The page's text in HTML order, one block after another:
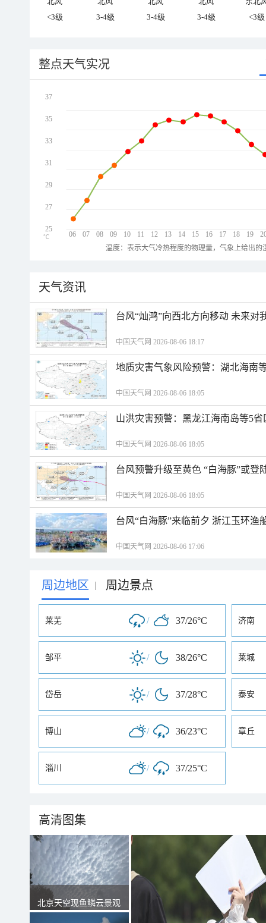
<3级
3-4级 3-4级 3-4级 <3级
整点天气实况
06 07 08 09 10 11 12 13 14 15 16 17 18 19
37
35
33
31
29
27
25
℃
温度：表示大气冷热程度的物理量，气象上给出
天气资讯
台风“灿鸿”向西北方向移动 未来对
中国天气网 2026-08-06 18:17
地质灾害气象风险预警：湖北海南
中国天气网 2026-08-06 18:05
山洪灾害预警：黑龙江海南岛等5
中国天气网 2026-08-06 18:05
台风预警升级至黄色 “白海豚”或登
中国天气网 2026-08-06 18:05
台风“白海豚”来临前夕 浙江玉环渔
中国天气网 2026-08-06 17:06
周边地区 | 周边景点
莱芜 / 37/26°C 济南
邹平 / 38/26°C 莱城
岱岳 / 37/28°C 泰安
博山 / 36/23°C 章丘
淄川 / 37/25°C
高清图集
北京天空现鱼鳞云景观